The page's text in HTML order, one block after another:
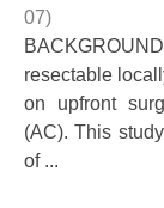
07)
resectable
on upfront
(AC). This
of ...